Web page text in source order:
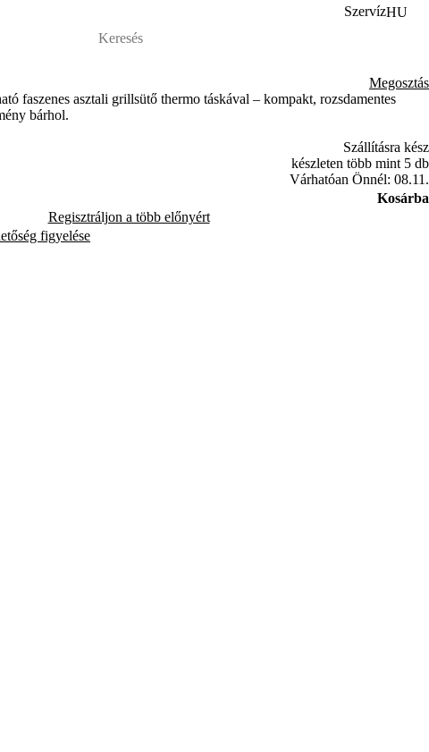
SzervízHU
Megosztás
faszenes asztali grillsütő thermo táskával – kompakt, rozsdamentes
bárhol.
Szállításra kész
készleten több mint 5 db
Várhatóan Önnél: 08.11.
Kosárba
Regisztráljon a több előnyért
figyelése